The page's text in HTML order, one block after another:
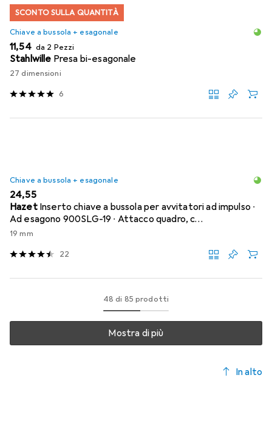
SCONTO SULLA QUANTITÀ
Chiave a bussola + esagonale
EUR
11,54 da 2 Pezzi
Stahlwille Presa bi-esagonale
27 dimensioni
6
Chiave a bussola + esagonale
EUR
24,55
Hazet Inserto chiave a bussola per avvitatori ad impulso ∙
Ad esagono 900SLG-19 ∙ Attacco quadro, c…
19 mm
22
48 di 85 prodotti
Mostra di più
In alto